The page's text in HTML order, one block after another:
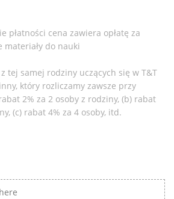
płatności cena zawiera opłatę za
materiały do nauki
tej samej rodziny uczących się w T&T
który rozliczamy zawsze przy
2% za 2 osoby z rodziny, (b) rabat
(c) rabat 4% za 4 osoby, itd.